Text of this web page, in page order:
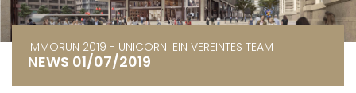
IMMORUN 2019 - UNICORN: EIN VEREINTES TEAM
NEWS 01/07/2019